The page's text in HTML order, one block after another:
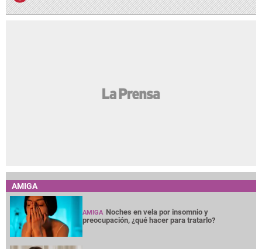
AMIGA
AMIGA Noches en vela por insomnio y
preocupación, ¿qué hacer para tratarlo?